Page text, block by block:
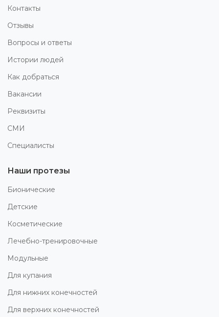
Контакты
Отзывы
Вопросы и ответы
Истории людей
Как добраться
Вакансии
Реквизиты
СМИ
Специалисты
Наши протезы
Бионические
Детские
Косметические
Лечебно-тренировочные
Модульные
Для купания
Для нижних конечностей
Для верхних конечностей